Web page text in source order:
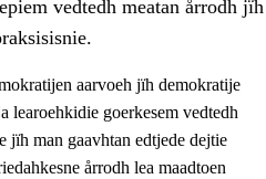
vedtedh meatan årrodh jïh
aarvoeh jïh demokratije
learoehkidie goerkesem vedtedh
jïh man gaavhtan edtjede dejtie
årrodh lea maadtoen